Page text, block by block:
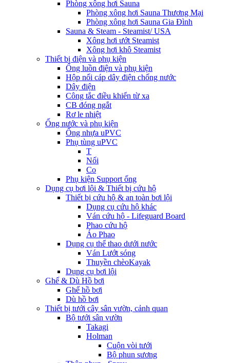
Phòng xông hơi Sauna
Phòng xông hơi Sauna Thương Mại
Phòng xông hơi Sauna Gia Đình
Sauna & Steam - Steamist/ USA
Xông hơi ướt Steamist
Xông hơi khô Steamist
Thiết bị điện và phụ kiện
Ống luồn điện và phụ kiện
Hộp nối cáp dây điện chống nước
Dây điện
Công tắc điều khiển từ xa
CB đóng ngắt
Rơ le nhiệt
Ống nước và phụ kiện
Ống nhựa uPVC
Phụ tùng uPVC
T
Nối
Co
Phụ kiện Support ống
Dụng cụ bơi lội & Thiết bị cứu hộ
Thiết bị cứu hộ & an toàn bơi lội
Dụng cụ cứu hộ khác
Ván cứu hộ - Lifeguard Board
Phao cứu hộ
Áo Phao
Dụng cụ thể thao dưới nước
Ván Lướt sóng
Thuyền chèoKayak
Dụng cụ bơi lội
Ghế & Dù Hồ bơi
Ghế hồ bơi
Dù hồ bơi
Thiết bị tưới cây sân vườn, cảnh quan
Bộ tưới sân vườn
Takagi
Holman
Cuộn vòi tưới
Bộ phun sương